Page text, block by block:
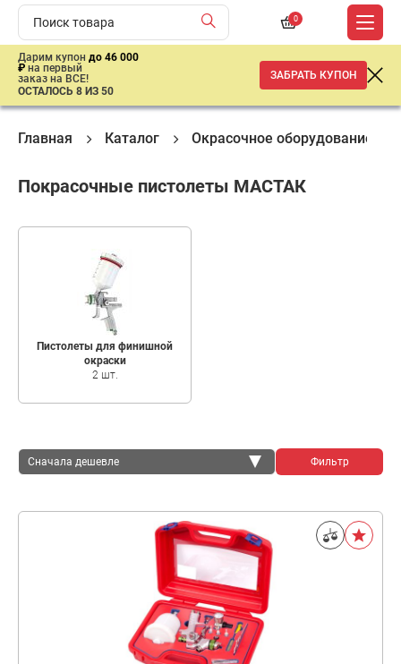
0
Дарим купон до 46 000
₽ на первый
заказ на ВСЕ!
ОСТАЛОСЬ 8 ИЗ 50
ЗАБРАТЬ КУПОН
Главная Каталог Окрасочное оборудование
Покрасочные пистолеты МАСТАК
Пистолеты для финишной
окраски
2 шт.
Сначала дешевле Фильтр